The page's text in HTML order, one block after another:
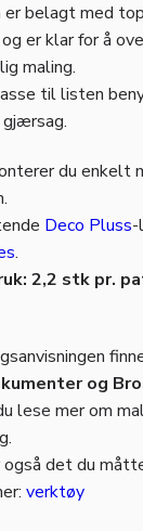
er belagt med
og er klar for å
maling.
til listen
du enkelt
Deco Pluss-
.
2,2 stk pr.
og
lese mer om
også det du
verktøy